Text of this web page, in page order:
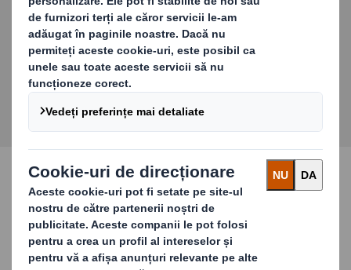
DESCOPERIȚI SERVICIILE NOASTRE
Soluții pentru toate
sectoarele